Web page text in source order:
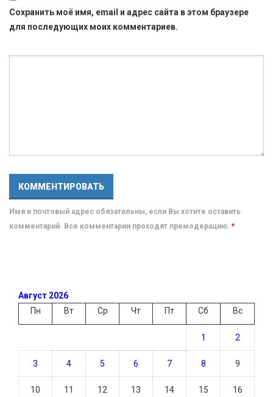
Сохранить моё имя, email и адрес сайта в этом браузере
для последующих моих комментариев.
Имя и почтовый адрес обязательны, если Вы хотите оставить
комментарий. Все комментарии проходят премодерацию. *
Август 2026
Пн
Вт Ср Чт Пт Сб Вс
1 2
3 4 5 6 7 8 9
10 11 12 13 14 15 16